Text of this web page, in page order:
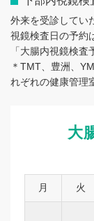
外来を受診してい
視鏡検査日の予約
「大腸内視鏡検査
＊TMT、豊洲、
れぞれの健康管理
大
月 火